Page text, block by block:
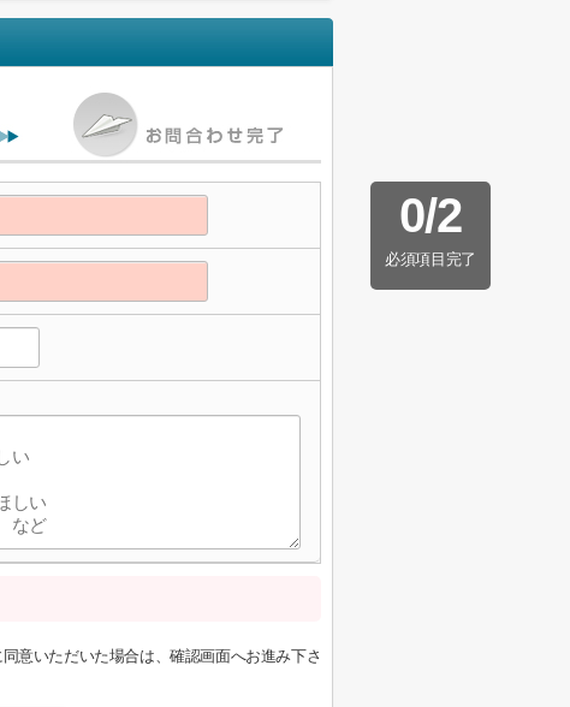
0/2
必須項目完了
意いただいた場合は、確認画面へお進み下さ